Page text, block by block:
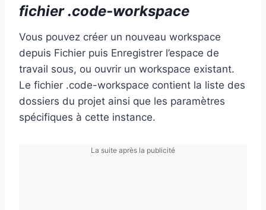
fichier .code-workspace
Vous pouvez créer un nouveau workspace
depuis Fichier puis Enregistrer l’espace de
travail sous, ou ouvrir un workspace existant.
Le fichier .code-workspace contient la liste des
dossiers du projet ainsi que les paramètres
spécifiques à cette instance.
La suite après la publicité